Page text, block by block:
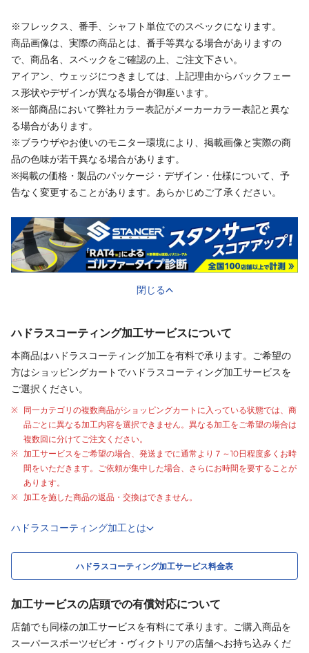
※フレックス、番手、シャフト単位でのスペックになります。
商品画像は、実際の商品とは、番手等異なる場合がありますの
で、商品名、スペックをご確認の上、ご注文下さい。
アイアン、ウェッジにつきましては、上記理由からバックフェー
ス形状やデザインが異なる場合が御座います。
※一部商品において弊社カラー表記がメーカーカラー表記と異な
る場合があります。
※ブラウザやお使いのモニター環境により、掲載画像と実際の商
品の色味が若干異なる場合があります。
※掲載の価格・製品のパッケージ・デザイン・仕様について、予
告なく変更することがあります。あらかじめご了承ください。
閉じる
ハドラスコーティング加工サービスについて
本商品はハドラスコーティング加工を有料で承ります。ご希望の
方はショッピングカートでハドラスコーティング加工サービスを
ご選択ください。
同一カテゴリの複数商品がショッピングカートに入っている状態では、商
品ごとに異なる加工内容を選択できません。異なる加工をご希望の場合は
複数回に分けてご注文ください。
加工サービスをご希望の場合、発送までに通常より ７～10日程度多くお時
間をいただきます。ご依頼が集中した場合、さらにお時間を要することが
あります。
加工を施した商品の返品・交換はできません。
ハドラスコーティング加工とは
ハドラスコーティング加工サービス料金表
加工サービスの店頭での有償対応について
店舗でも同様の加工サービスを有料にて承ります。ご購入商品を
スーパースポーツゼビオ・ヴィクトリアの店舗へお持ち込みくだ